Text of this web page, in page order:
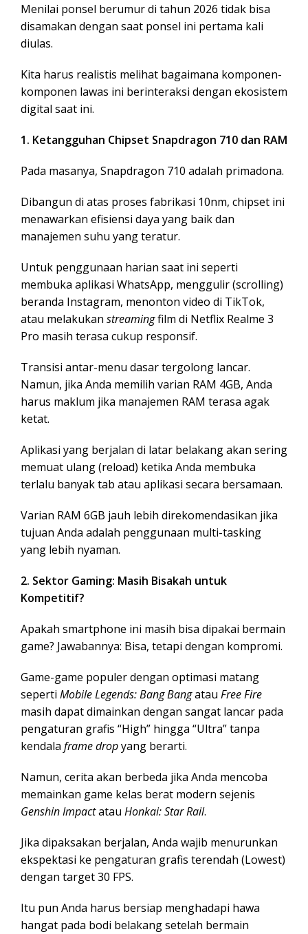
Menilai ponsel berumur di tahun 2026 tidak bisa
disamakan dengan saat ponsel ini pertama kali
diulas.
Kita harus realistis melihat bagaimana komponen-
komponen lawas ini berinteraksi dengan ekosistem
digital saat ini.
1. Ketangguhan Chipset Snapdragon 710 dan RAM
Pada masanya, Snapdragon 710 adalah primadona.
Dibangun di atas proses fabrikasi 10nm, chipset ini
menawarkan efisiensi daya yang baik dan
manajemen suhu yang teratur.
Untuk penggunaan harian saat ini seperti
membuka aplikasi WhatsApp, menggulir (scrolling)
beranda Instagram, menonton video di TikTok,
atau melakukan streamingfilm di Netflix Realme 3
Pro masih terasa cukup responsif.
Transisi antar-menu dasar tergolong lancar.
Namun, jika Anda memilih varian RAM 4GB, Anda
harus maklum jika manajemen RAM terasa agak
ketat.
Aplikasi yang berjalan di latar belakang akan sering
memuat ulang (reload) ketika Anda membuka
terlalu banyak tab atau aplikasi secara bersamaan.
Varian RAM 6GB jauh lebih direkomendasikan jika
tujuan Anda adalah penggunaan multi-tasking
yang lebih nyaman.
2. Sektor Gaming: Masih Bisakah untuk
Kompetitif?
Apakah smartphone ini masih bisa dipakai bermain
game? Jawabannya: Bisa, tetapi dengan kompromi.
Game-game populer dengan optimasi matang
seperti Mobile Legends: Bang Bangatau Free Fire
masih dapat dimainkan dengan sangat lancar pada
pengaturan grafis “High” hingga “Ultra” tanpa
kendala frame dropyang berarti.
Namun, cerita akan berbeda jika Anda mencoba
memainkan game kelas berat modern sejenis
Genshin Impactatau Honkai: Star Rail.
Jika dipaksakan berjalan, Anda wajib menurunkan
ekspektasi ke pengaturan grafis terendah (Lowest)
dengan target 30 FPS.
Itu pun Anda harus bersiap menghadapi hawa
hangat pada bodi belakang setelah bermain